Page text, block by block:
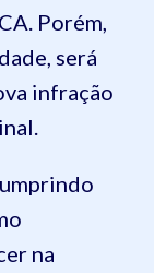
Porém,
será
infração
na